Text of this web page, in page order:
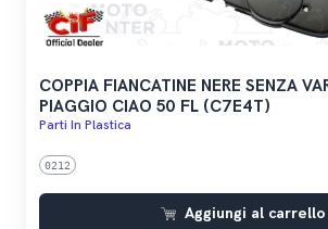
COPPIA FIANCATINE NERE SENZA
PIAGGIO CIAO 50 FL (C7E4T)
Parti In Plastica
0212
Aggiungi al carrello